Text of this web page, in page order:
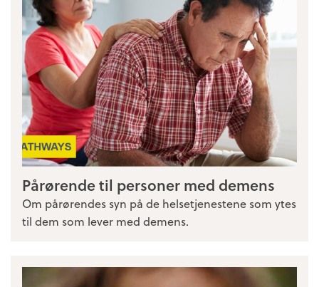
Pårørende til personer med demens
Om pårørendes syn på de helsetjenestene som ytes
til dem som lever med demens.